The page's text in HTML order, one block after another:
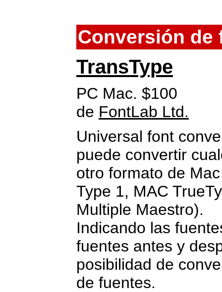
Conversión de
TransType
PC Mac. $100
de FontLab Ltd.
Universal font
puede convertir
otro formato de
Type 1, MAC
Multiple Maestro).
Indicando las
fuentes antes y
posibilidad de
de fuentes.